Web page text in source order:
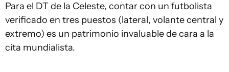
Para el DT de la Celeste, contar con un futbolista
verificado en tres puestos (lateral, volante central y
extremo) es un patrimonio invaluable de cara a la
cita mundialista.